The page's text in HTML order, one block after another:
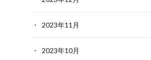
2023年11月
2023年10月